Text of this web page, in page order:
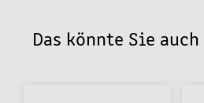
Das könnte Sie